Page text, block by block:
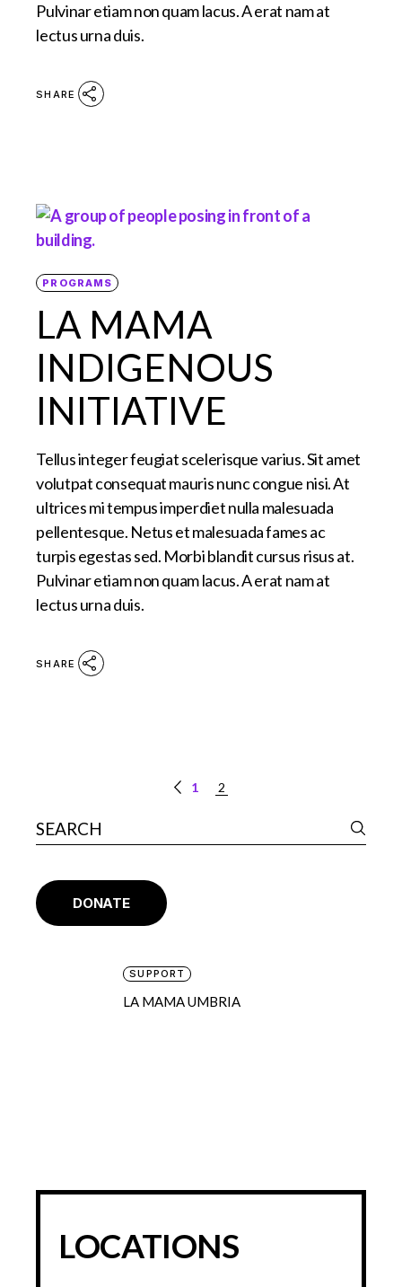
Pulvinar etiam non quam lacus. A erat nam at
lectus urna duis.
SHARE
PROGRAMS
LA MAMA
INDIGENOUS
INITIATIVE
Tellus integer feugiat scelerisque varius. Sit amet
volutpat consequat mauris nunc congue nisi. At
ultrices mi tempus imperdiet nulla malesuada
pellentesque. Netus et malesuada fames ac
turpis egestas sed. Morbi blandit cursus risus at.
Pulvinar etiam non quam lacus. A erat nam at
lectus urna duis.
SHARE
1 2
DONATE
SUPPORT
LA MAMA UMBRIA
LOCATIONS